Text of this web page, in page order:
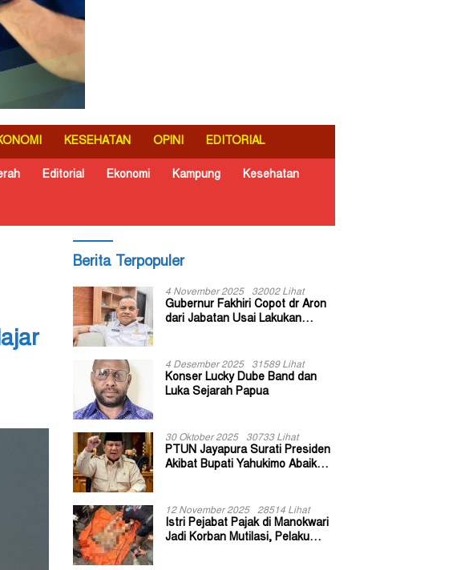
KESEHATAN OPINI EDITORIAL
Editorial Ekonomi Kampung Kesehatan
Berita Terpopuler
4 November 2025 32002 Lihat
Gubernur Fakhiri Copot dr Aron
dari Jabatan Usai Lakukan
4 Desember 2025 31589 Lihat
Konser Lucky Dube Band dan
Luka Sejarah Papua
30 Oktober 2025 30733 Lihat
PTUN Jayapura Surati Presiden
Akibat Bupati Yahukimo Abaikan
12 November 2025 28514 Lihat
Istri Pejabat Pajak di Manokwari
Jadi Korban Mutilasi, Pelaku